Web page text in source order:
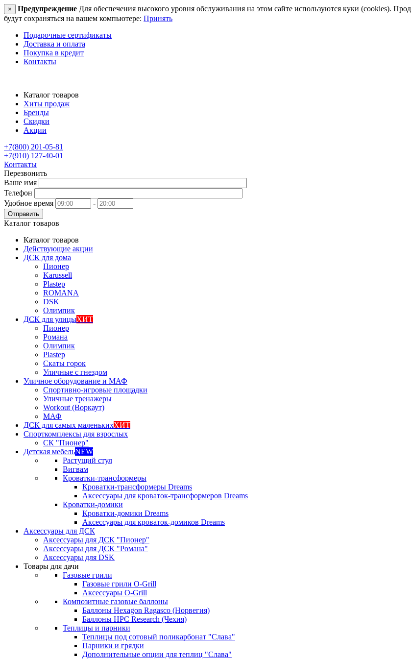
× Предупреждение Для обеспечения высокого уровня обслуживания на этом сайте используются куки (cookies).
будут сохраняться на вашем компьютере: Принять
Подарочные сертификаты
Доставка и оплата
Покупка в кредит
Контакты
Каталог товаров
Хиты продаж
Бренды
Скидки
Акции
+7(800) 201-05-81
+7(910) 127-40-01
Контакты
Перезвонить
Ваше имя
Телефон
Удобное время
-
Отправить
Каталог товаров
Каталог товаров
Действующие акции
ДСК для дома
Пионер
Karussell
Plastep
ROMANA
DSK
Олимпик
ДСК для улицыХИТ
Пионер
Романа
Олимпик
Plastep
Скаты горок
Уличные с гнездом
Уличное оборудование и МАФ
Спортивно-игровые площадки
Уличные тренажеры
Workout (Воркаут)
МАФ
ДСК для самых маленькихХИТ
Спорткомплексы для взрослых
СК "Пионер"
Детская мебельNEW
Растущий стул
Вигвам
Кроватки-трансформеры
Кроватки-трансформеры Dreams
Аксессуары для кроваток-трансформеров Dreams
Кроватки-домики
Кроватки-домики Dreams
Аксессуары для кроваток-домиков Dreams
Аксессуары для ДСК
Аксессуары для ДСК "Пионер"
Аксессуары для ДСК "Романа"
Аксессуары для DSK
Товары для дачи
Газовые грили
Газовые грили O-Grill
Аксессуары O-Grill
Композитные газовые баллоны
Баллоны Hexagon Ragasco (Норвегия)
Баллоны HPC Research (Чехия)
Теплицы и парники
Теплицы под сотовый поликарбонат "Слава"
Парники и грядки
Дополнительные опции для теплиц "Слава"